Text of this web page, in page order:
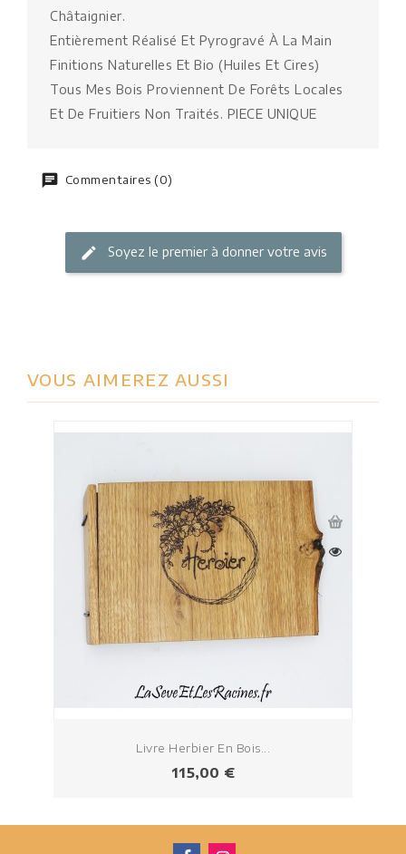
Châtaignier.
Entièrement Réalisé Et Pyrogravé À La Main
Finitions Naturelles Et Bio (huiles Et Cires)
Tous Mes Bois Proviennent De Forêts Locales
Et De Fruitiers Non Traités. PIECE UNIQUE
Commentaires (0)
Soyez le premier à donner votre avis
VOUS AIMEREZ AUSSI
Livre Herbier En Bois...
Prix
115,00 €